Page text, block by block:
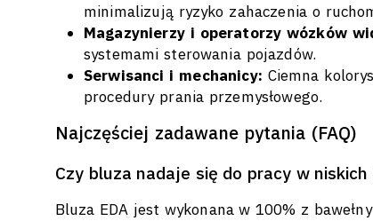
minimalizują ryzyko zahaczenia o
Magazynierzy i operatorzy wózków
systemami sterowania pojazdów.
Serwisanci i mechanicy: Ciemna
procedury prania przemysłowego.
Najczęściej zadawane pytania (FAQ)
Czy bluza nadaje się do pracy w
Bluza EDA jest wykonana w 100% z